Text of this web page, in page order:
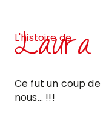
L'histoire de
Laura
Ce fut un coup
nous... !!!